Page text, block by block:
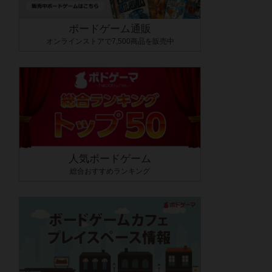
ボードゲーム通販
オンラインストアで7,500商品を販売中
人気ボードゲーム
総合おすすめランキング